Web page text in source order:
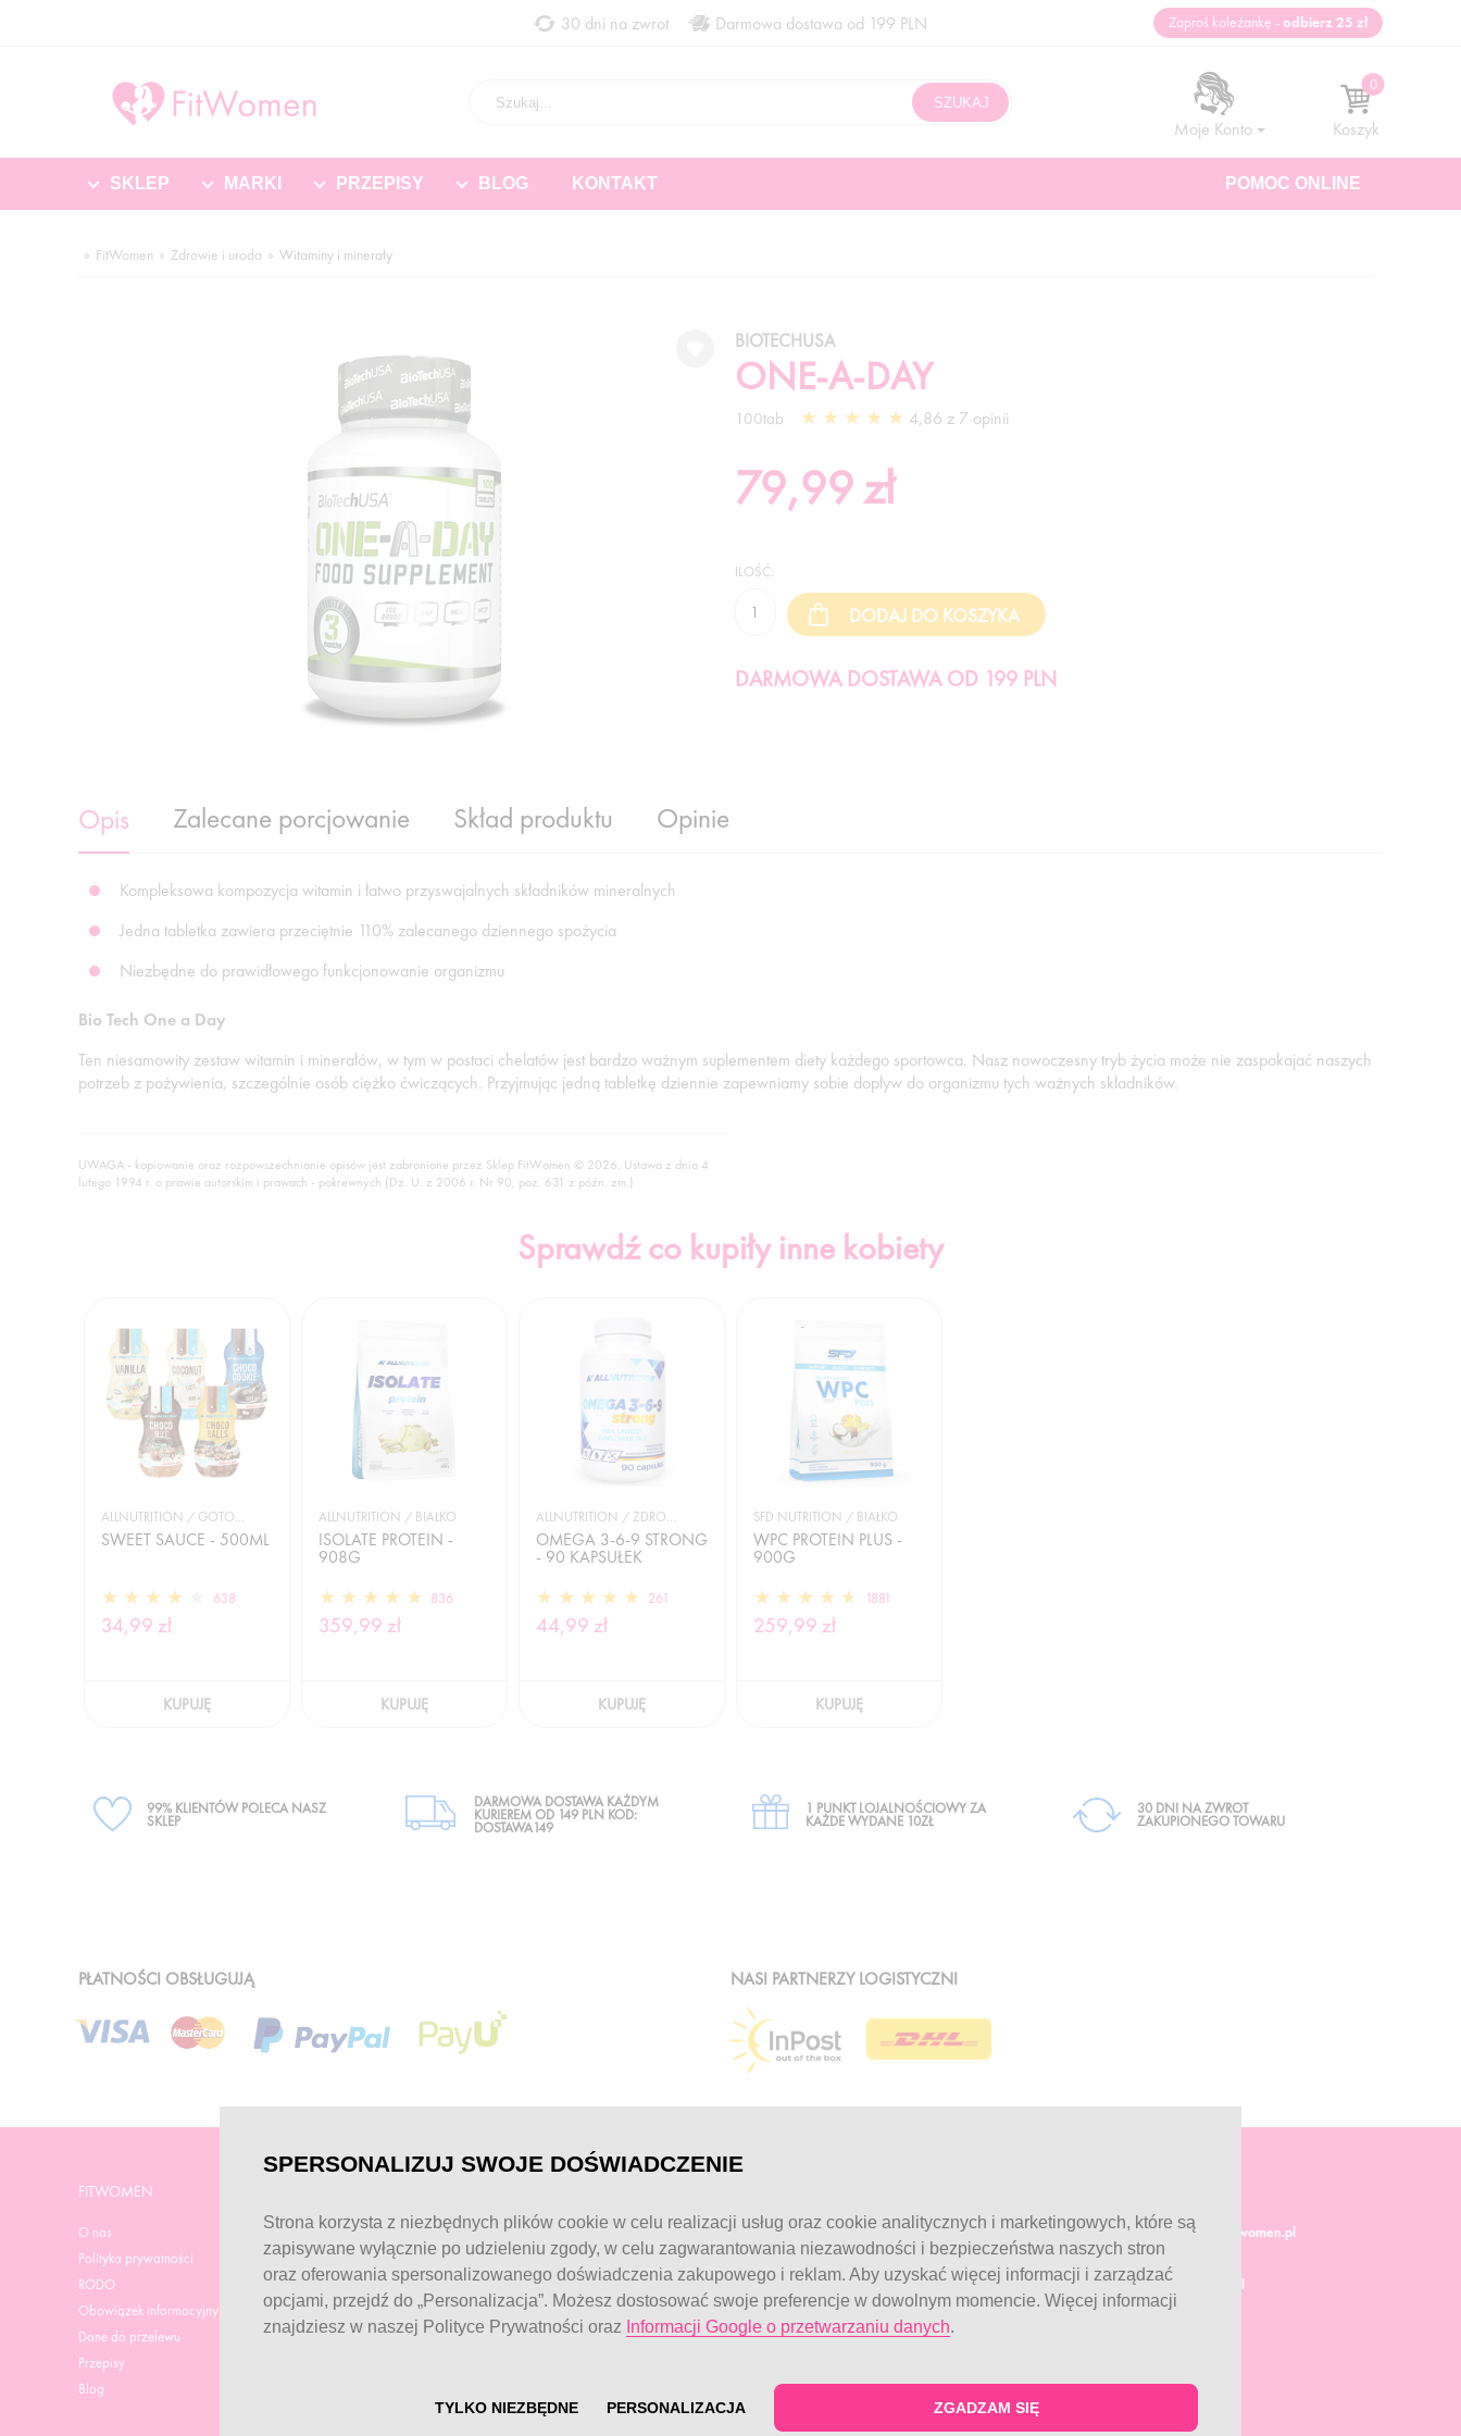
30 dni na zwrot Darmowa dostawa od 199 PLN
Koszyk
Moje Konto
SKLEP MARKI PRZEPISY BLOG KONTAKT POMOC ONLINE
Zaproś koleżankę -odbierz 25 zł
FitWomen Zdrowie i uroda Witaminy i minerały
ONE-A-DAY
BIOTECHUSA
100tab 4,86 z 7 opinii
79,99zł
ILOŚĆ:
DARMOWA DOSTAWA OD 199 PLN
Opis Zalecane porcjowanie Skład produktu Opinie
Kompleksowa kompozycja witamin i łatwo przyswajalnych składników mineralnych
Jedna tabletka zawiera przeciętnie 110% zalecanego dziennego spożycia
Niezbędne do prawidłowego funkcjonowanie organizmu
Bio Tech One a Day
Ten niesamowity zestaw witamin i minerałów, w tym w postaci chelatów jest bardzo ważnym suplementem diety każdego sportowca. Nasz nowoczesny tryb życia może nie zaspokajać naszych
potrzeb z pożywienia, szczególnie osób ciężko ćwiczących. Przyjmując jedną tabletkę dziennie zapewniamy sobie dopływ do organizmu tych ważnych składników.
UWAGA - kopiowanie oraz rozpowszechnianie opisów jest zabronione przez Sklep FitWomen © 2026. Ustawa z dnia 4
lutego 1994 r. o prawie autorskim i prawach - pokrewnych (Dz. U. z 2006 r. Nr 90, poz. 631 z późn. zm.)
Sprawdź co kupiły inne kobiety
ALLNUTRITION / GOTOWANIE I DIETA
SWEET SAUCE - 500ML
638
34,99 zł
KUPUJĘ
ALLNUTRITION / BIAŁKO
ISOLATE PROTEIN -
908G
836
359,99 zł
KUPUJĘ
ALLNUTRITION / ZDROWIE
OMEGA 3-6-9 STRONG
- 90 KAPSUŁEK
261
44,99 zł
KUPUJĘ
SFD NUTRITION / BIAŁKO
WPC PROTEIN PLUS -
900G
1881
259,99 zł
KUPUJĘ
99% KLIENTÓW POLECA NASZ
SKLEP
DARMOWA DOSTAWA KAŻDYM
KURIEREM OD 149 PLN KOD:
DOSTAWA149
1 PUNKT LOJALNOŚCIOWY ZA
KAŻDE WYDANE 10ZŁ
30 DNI NA ZWROT
ZAKUPIONEGO TOWARU
PŁATNOŚCI OBSŁUGUJĄ NASI PARTNERZY LOGISTYCZNI
FITWOMEN
O nas
Polityka prywatności
RODO
Obowiązek informacyjny
Dane do przelewu
Przepisy
Blog
Strona pomocy
Dostawa
Regulamin zakupów
Aktualne promocje
Reklamacje i zwroty
Logowanie / Rejestracja
Moje zamówienia
Moje dane
Obsługa klienta:
pon. - pt.: 7:00 - 18:00
telefon:77 544 60 13
Obsługa klienta:info@fitwomen.pl
Reklamacje:
reklamacje@fitwomen.pl
© FitWomen 2026
SPERSONALIZUJ SWOJE DOŚWIADCZENIE
Strona korzysta z niezbędnych plików cookie w celu realizacji usług oraz cookie analitycznych i marketingowych, które są
zapisywane wyłącznie po udzieleniu zgody, w celu zagwarantowania niezawodności i bezpieczeństwa naszych stron
oraz oferowania spersonalizowanego doświadczenia zakupowego i reklam. Aby uzyskać więcej informacji i zarządzać
opcjami, przejdź do „Personalizacja”. Możesz dostosować swoje preferencje w dowolnym momencie. Więcej informacji
znajdziesz w naszej Polityce Prywatności oraz Informacji Google o przetwarzaniu danych.
TYLKO NIEZBĘDNE PERSONALIZACJA ZGADZAM SIĘ